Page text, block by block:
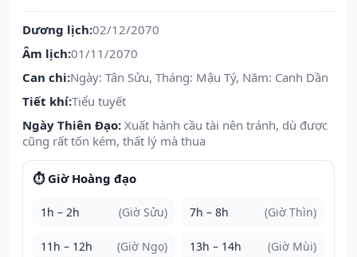
Dương lịch:02/12/2070
Âm lịch:01/11/2070
Can chi:Ngày: Tân Sửu, Tháng: Mậu Tý, Năm: Canh Dần
Tiết khí:Tiểu tuyết
Ngày Thiên Đạo: Xuất hành cầu tài nên tránh, dù được
cũng rất tốn kém, thất lý mà thua
⏱️ Giờ Hoàng đạo
1h – 2h (Giờ Sửu) 7h – 8h (Giờ Thìn)
11h – 12h (Giờ Ngọ) 13h – 14h (Giờ Mùi)